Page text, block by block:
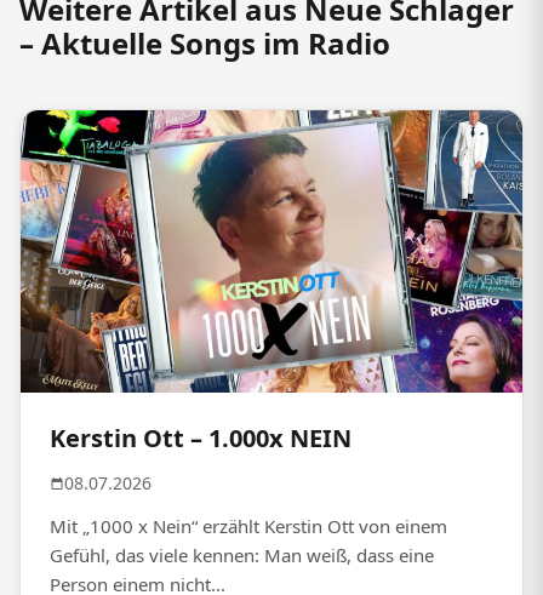
Weitere Artikel aus Neue Schlager
– Aktuelle Songs im Radio
Kerstin Ott – 1.000x NEIN
08.07.2026
Mit „1000 x Nein“ erzählt Kerstin Ott von einem
Gefühl, das viele kennen: Man weiß, dass eine
Person einem nicht...